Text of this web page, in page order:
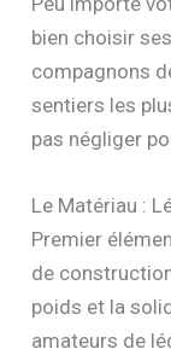
bien choisir
compagnons
sentiers les
pas négliger
Le Matériau :
Premier
de
poids et la
amateurs de